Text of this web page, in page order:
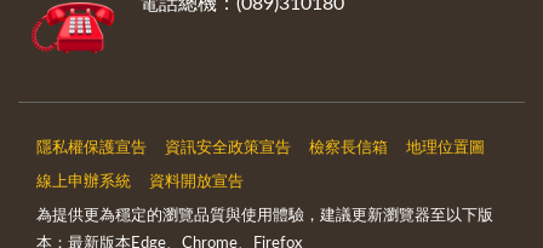
隱私權保護宣告 資訊安全政策宣告 檢察長信箱 地理位置圖
線上申辦系統 資料開放宣告
為提供更為穩定的瀏覽品質與使用體驗，建議更新瀏覽器至以下版
本：最新版本Edge、Chrome、Firefox